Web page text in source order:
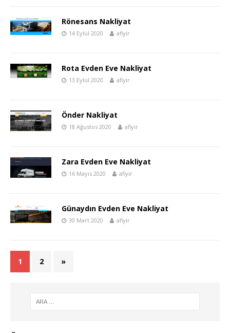
Rönesans Nakliyat
14 Eylül 2020 afiyir
Rota Evden Eve Nakliyat
13 Eylül 2020 afiyir
Önder Nakliyat
18 Ağustos 2020 afiyir
Zara Evden Eve Nakliyat
16 Mayıs 2020 afiyir
Günaydın Evden Eve Nakliyat
30 Mart 2020 afiyir
1 2 »